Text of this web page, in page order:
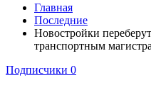
Главная
Последние
Новостройки
транспортным
Подписчики 0